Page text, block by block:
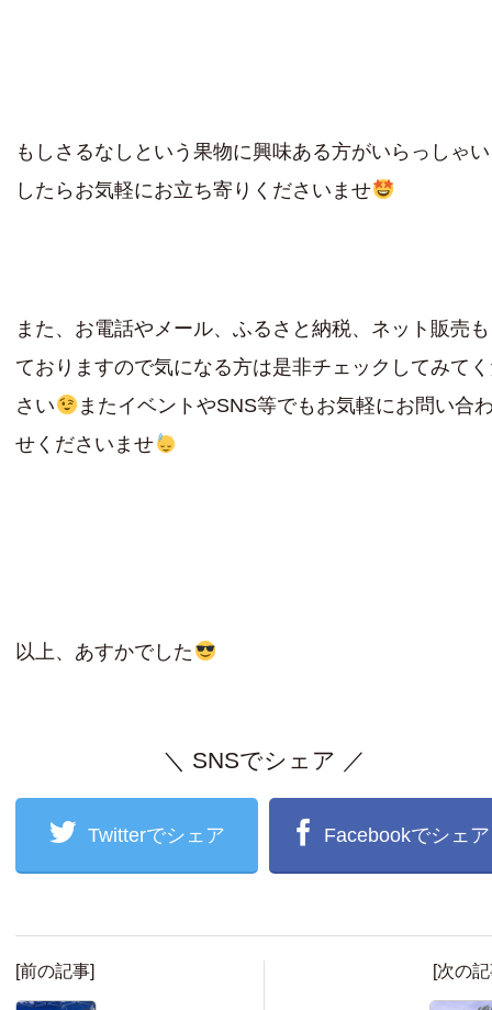
もしさるなしという果物に興味ある方がいらっしゃ
したらお気軽にお立ち寄りくださいませ
また、お電話やメール、ふるさと納税、ネット販売
ておりますので気になる方は是非チェックしてみて
さい
またイベントやSNS等でもお気軽にお問い合
せくださいませ
以上、あすかでした
＼ SNSでシェア ／
Twitterでシェア Facebookでシェア
[前の記事] [次の